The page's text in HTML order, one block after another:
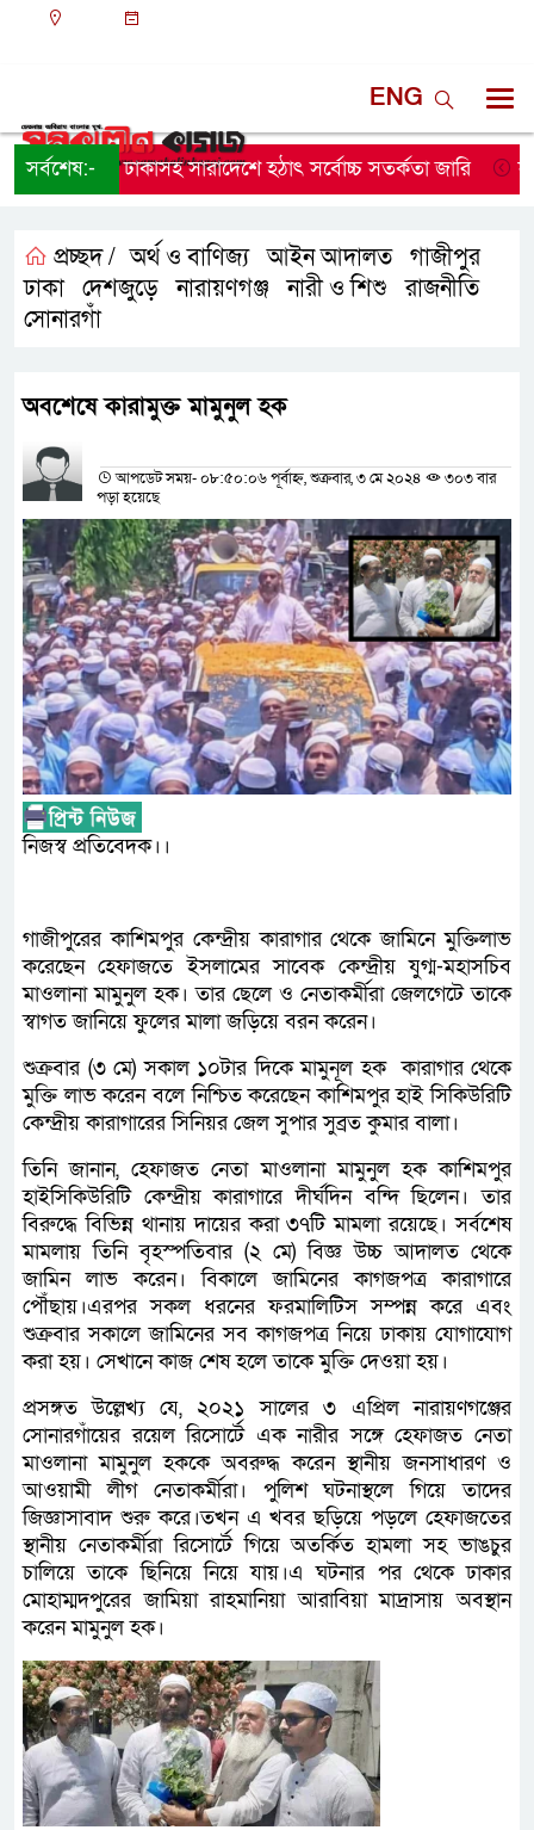
ENG
সর্বশেষ:-ঢাকাসহ সারাদেশে হঠাৎ সর্বোচ্চ সতর্কতা জা‌রি
প্রচ্ছদ / অর্থ ও বাণিজ্য ,আইন আদালত গাজীপুর
ঢাকা দেশজুড়ে ,নারায়ণগঞ্জ ,নারী ও শিশু ,রাজনীতি
সোনারগাঁ
অবশেষে কারামুক্ত মামুনুল হক
আপডেট সময়- ০৮:৫০:০৬ পূর্বাহ্ন, শুক্রবার, ৩ মে ২০২৪
৩০৩ বার
পড়া হয়েছে
নিজস্ব প্রতিবেদক।।
গাজীপুরের কাশিমপুর কেন্দ্রীয় কারাগার থেকে জামিনে মুক্তিলাভ
করেছেন হেফাজতে ইসলামের সাবেক কেন্দ্রীয় যুগ্ম-মহাসচিব
মাওলানা মামুনুল হক। তার ছেলে ও নেতাকর্মীরা জেলগেটে তাকে
স্বাগত জানিয়ে ফুলের মালা জড়িয়ে বরন করেন।
শুক্রবার (৩ মে) সকাল ১০টার দিকে মামুনূল হক কারাগার থেকে
মুক্তি লাভ করেন বলে নিশ্চিত করেছেন কাশিমপুর হাই সিকিউরিটি
কেন্দ্রীয় কারাগারের সিনিয়র জেল সুপার সুব্রত কুমার বালা।
তিনি জানান, হেফাজত নেতা মাওলানা মামুনুল হক কাশিমপুর
হাইসিকিউরিটি কেন্দ্রীয় কারাগারে দীর্ঘদিন বন্দি ছিলেন। তার
বিরুদ্ধে বিভিন্ন থানায় দায়ের করা ৩৭টি মামলা রয়েছে। সর্বশেষ
মামলায় তিনি বৃহস্পতিবার (২ মে) বিজ্ঞ উচ্চ আদালত থেকে
জামিন লাভ করেন। বিকালে জামিনের কাগজপত্র কারাগারে
পৌঁছায়।এরপর সকল ধরনের ফরমালিটিস সম্পন্ন করে এবং
শুক্রবার সকালে জামিনের সব কাগজপত্র নিয়ে ঢাকায় যোগাযোগ
করা হয়। সেখানে কাজ শেষ হলে তাকে মুক্তি দেওয়া হয়।
প্রসঙ্গত উল্লেখ্য যে, ২০২১ সালের ৩ এপ্রিল নারায়ণগঞ্জের
সোনারগাঁয়ের রয়েল রিসোর্টে এক নারীর সঙ্গে হেফাজত নেতা
মাওলানা মামুনুল হককে অবরুদ্ধ করেন স্থানীয় জনসাধারণ ও
আওয়ামী লীগ নেতাকর্মীরা। পুলিশ ঘটনাস্থলে গিয়ে তাদের
জিজ্ঞাসাবাদ শুরু করে।তখন এ খবর ছড়িয়ে পড়লে হেফাজতের
স্থানীয় নেতাকর্মীরা রিসোর্টে গিয়ে অতর্কিত হামলা সহ ভাঙচুর
চালিয়ে তাকে ছিনিয়ে নিয়ে যায়।এ ঘটনার পর থেকে ঢাকার
মোহাম্মদপুরের জামিয়া রাহমানিয়া আরাবিয়া মাদ্রাসায় অবস্থান
করেন মামুনুল হক।